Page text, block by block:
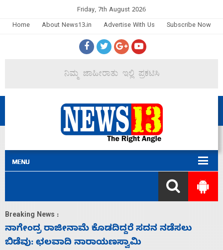
Friday, 7th August 2026
Home
About News13.in Advertise With Us Subscribe Now
Breaking News :
ಸಚಿವ ಸಂಪುಟ ವಿಸ್ತರಣೆ ಮಾಡಿದ್ದು ಹಣಬಲ ಮತ್ತು
ಹೈಕಮಾಂಡ್ ರಾಜಕಾರಣಕ್ಕೆ: ವಿಜಯೇಂದ್ರ